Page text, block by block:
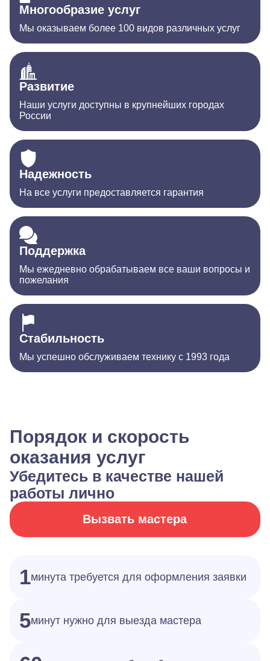
Многообразие услуг
Мы оказываем более 100 видов различных услуг
Развитие
Наши услуги доступны в крупнейших городах
России
Надежность
На все услуги предоставляется гарантия
Поддержка
Мы ежедневно обрабатываем все ваши вопросы и
пожелания
Стабильность
Мы успешно обслуживаем технику с 1993 года
Порядок и скорость
оказания услуг
Убедитесь в качестве нашей
работы лично
Вызвать мастера
1минута требуется для оформления заявки
5минут нужно для выезда мастера